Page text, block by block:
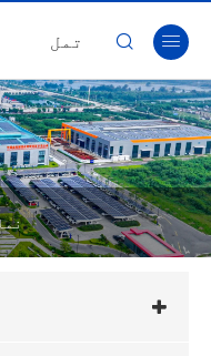
تمل  